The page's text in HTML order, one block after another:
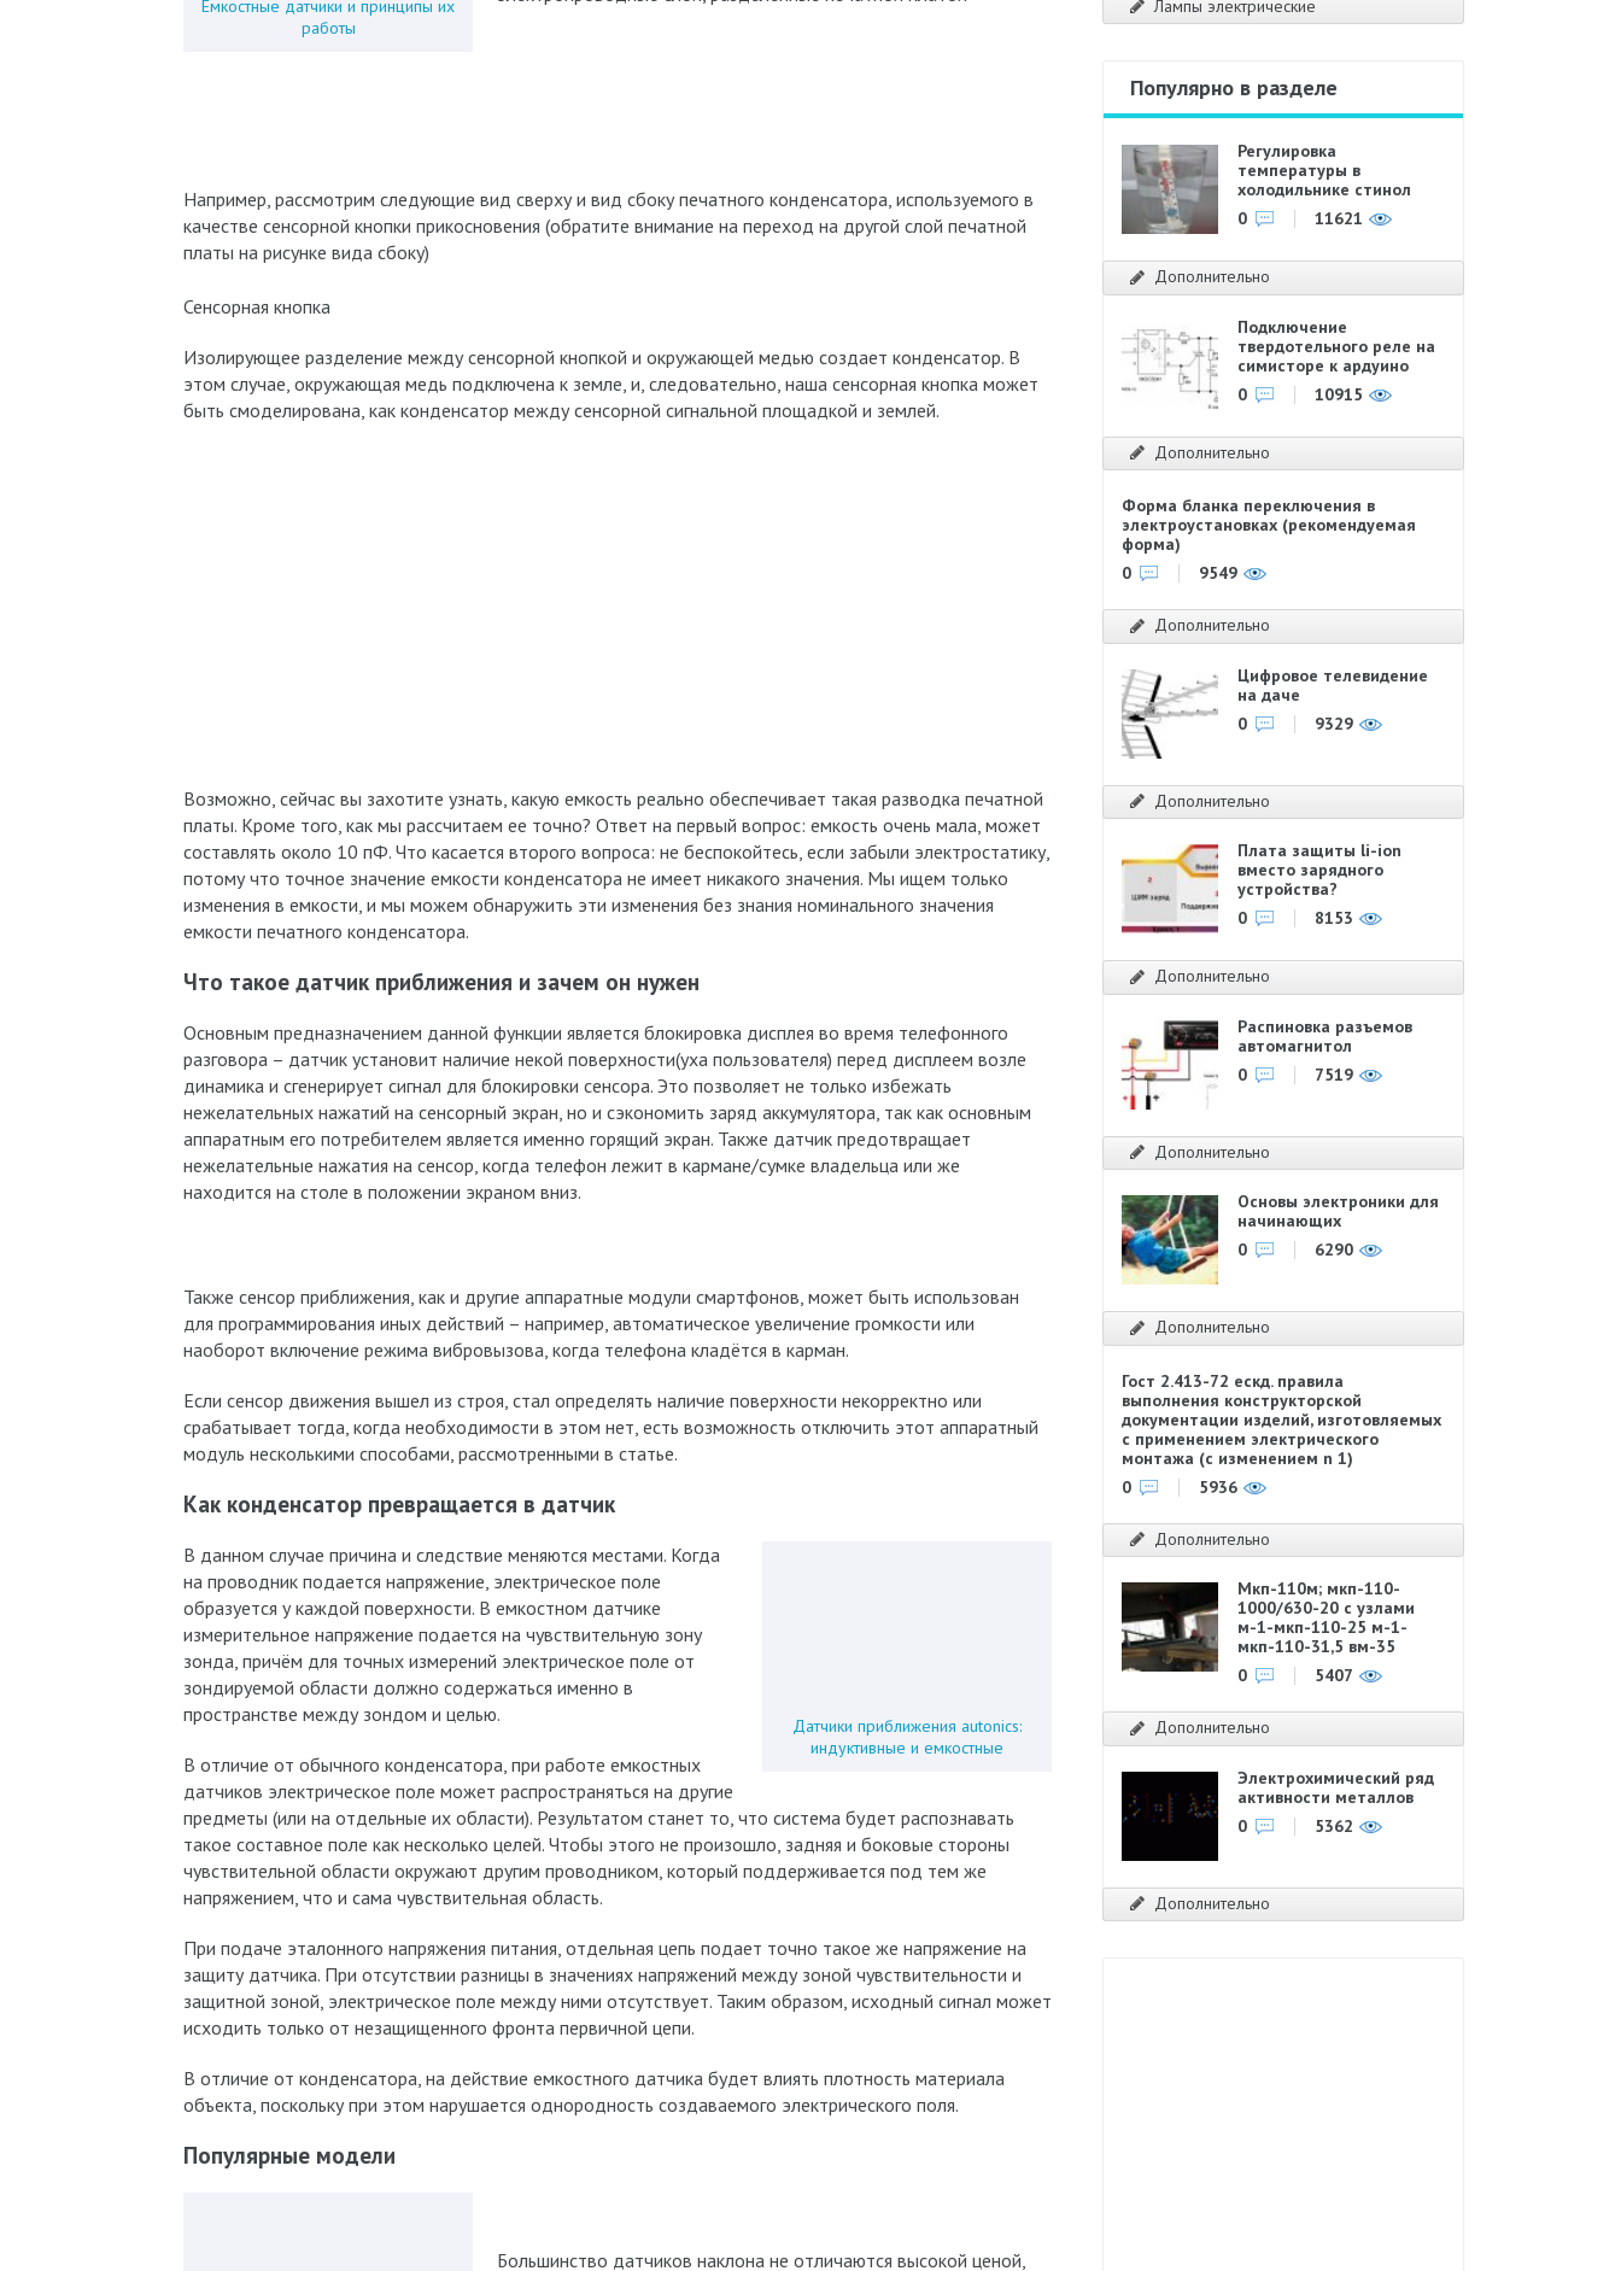
Емкостные датчики и принципы их
работы
Например, рассмотрим следующие вид сверху и вид сбоку печатного конденсатора, используемого в
качестве сенсорной кнопки прикосновения (обратите внимание на переход на другой слой печатной
платы на рисунке вида сбоку)
Сенсорная кнопка
Изолирующее разделение между сенсорной кнопкой и окружающей медью создает конденсатор. В
этом случае, окружающая медь подключена к земле, и, следовательно, наша сенсорная кнопка может
быть смоделирована, как конденсатор между сенсорной сигнальной площадкой и землей.
Возможно, сейчас вы захотите узнать, какую емкость реально обеспечивает такая разводка печатной
платы. Кроме того, как мы рассчитаем ее точно? Ответ на первый вопрос: емкость очень мала, может
составлять около 10 пФ. Что касается второго вопроса: не беспокойтесь, если забыли электростатику,
потому что точное значение емкости конденсатора не имеет никакого значения. Мы ищем только
изменения в емкости, и мы можем обнаружить эти изменения без знания номинального значения
емкости печатного конденсатора.
Что такое датчик приближения и зачем он нужен
Основным предназначением данной функции является блокировка дисплея во время телефонного
разговора – датчик установит наличие некой поверхности(уха пользователя) перед дисплеем возле
динамика и сгенерирует сигнал для блокировки сенсора. Это позволяет не только избежать
нежелательных нажатий на сенсорный экран, но и сэкономить заряд аккумулятора, так как основным
аппаратным его потребителем является именно горящий экран. Также датчик предотвращает
нежелательные нажатия на сенсор, когда телефон лежит в кармане/сумке владельца или же
находится на столе в положении экраном вниз.
Также сенсор приближения, как и другие аппаратные модули смартфонов, может быть использован
для программирования иных действий – например, автоматическое увеличение громкости или
наоборот включение режима вибровызова, когда телефона кладётся в карман.
Если сенсор движения вышел из строя, стал определять наличие поверхности некорректно или
срабатывает тогда, когда необходимости в этом нет, есть возможность отключить этот аппаратный
модуль несколькими способами, рассмотренными в статье.
Как конденсатор превращается в датчик
Датчики приближения autonics:
индуктивные и емкостные
В данном случае причина и следствие меняются местами. Когда
на проводник подается напряжение, электрическое поле
образуется у каждой поверхности. В емкостном датчике
измерительное напряжение подается на чувствительную зону
зонда, причём для точных измерений электрическое поле от
зондируемой области должно содержаться именно в
пространстве между зондом и целью.
В отличие от обычного конденсатора, при работе емкостных
датчиков электрическое поле может распространяться на другие
предметы (или на отдельные их области). Результатом станет то, что система будет распознавать
такое составное поле как несколько целей. Чтобы этого не произошло, задняя и боковые стороны
чувствительной области окружают другим проводником, который поддерживается под тем же
напряжением, что и сама чувствительная область.
При подаче эталонного напряжения питания, отдельная цепь подает точно такое же напряжение на
защиту датчика. При отсутствии разницы в значениях напряжений между зоной чувствительности и
защитной зоной, электрическое поле между ними отсутствует. Таким образом, исходный сигнал может
исходить только от незащищенного фронта первичной цепи.
В отличие от конденсатора, на действие емкостного датчика будет влиять плотность материала
объекта, поскольку при этом нарушается однородность создаваемого электрического поля.
Популярные модели
Большинство датчиков наклона не отличаются высокой ценой,
Лампы электрические
Популярно в разделе
Регулировка
температуры в
холодильнике стинол
0
11621
Дополнительно
Подключение
твердотельного реле на
симисторе к ардуино
0
10915
Дополнительно
Форма бланка переключения в
электроустановках (рекомендуемая
форма)
0
9549
Дополнительно
Цифровое телевидение
на даче
0
9329
Дополнительно
Плата защиты li-ion
вместо зарядного
устройства?
0
8153
Дополнительно
Распиновка разъемов
автомагнитол
0
7519
Дополнительно
Основы электроники для
начинающих
0
6290
Дополнительно
Гост 2.413-72 ескд. правила
выполнения конструкторской
документации изделий, изготовляемых
с применением электрического
монтажа (с изменением n 1)
0
5936
Дополнительно
Мкп-110м; мкп-110-
1000/630-20 с узлами
м-1-мкп-110-25 м-1-
мкп-110-31,5 вм-35
0
5407
Дополнительно
Электрохимический ряд
активности металлов
0
5362
Дополнительно